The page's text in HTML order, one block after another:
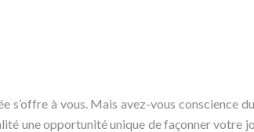
s’offre à vous. Mais avez-vous
une opportunité unique de façonner